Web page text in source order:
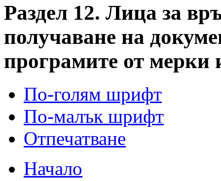
Раздел 12. Лица за
получаване на
програмите от мерки
По-голям шрифт
По-малък шрифт
Отпечатване
Начало